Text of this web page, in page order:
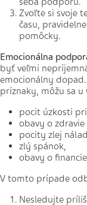
Zvoľte si svoje
času,
pomôcky.
Emocionálna
byť veľmi
emocionálny dopad.
príznaky, môžu sa
pocit úzkosti
obavy o
pocity zlej
zlý spánok,
obavy o
V tomto prípade
Nesledujte